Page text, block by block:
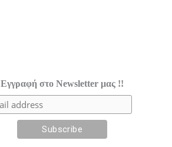
Εγγραφή στο Newsletter μας !!